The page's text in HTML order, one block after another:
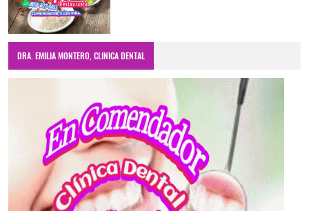
DRA. EMILIA MONTERO, CLINICA DENTAL